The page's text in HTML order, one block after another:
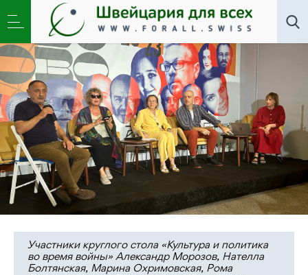
Искусство, Новости,Общество»Война — шанс для
культуры
Участники круглого стола «Культура и политика
во время войны» Александр Морозов, Нателла
Болтянская, Марина Охримовская, Рома